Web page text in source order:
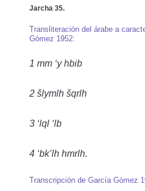
Jarcha 35.
Transliteración del árabe a
Gómez 1952:
1 mm ‘y hbib
2 šlymlh šqrlh
3 ‘lql ‘lb
4 ‘bk’lh hmrlh.
Transcripción de García Gómez